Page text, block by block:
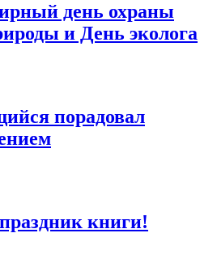
день охраны
и День эколога
порадовал
книги!